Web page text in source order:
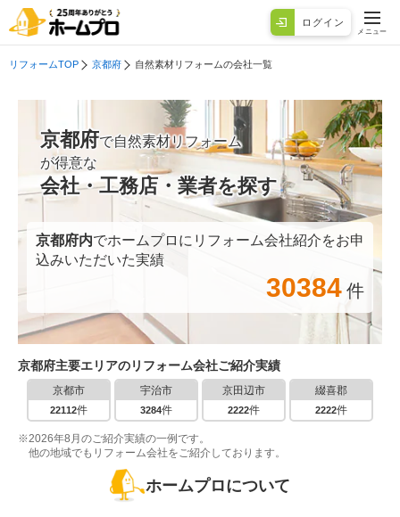
ログイン
メニュー
リフォームTOP 京都府 自然素材リフォームの会社一覧
京都府で自然素材リフォーム
が得意な
会社・工務店・業者を探す
京都府内でホームプロにリフォーム会社紹介をお申
込みいただいた実績
30384 件
京都府主要エリアのリフォーム会社ご紹介実績
京都市
22112件
宇治市
3284件
京田辺市
2222件
綴喜郡
2222件
※2026年8月のご紹介実績の一例です。
他の地域でもリフォーム会社をご紹介しております。
ホームプロについて